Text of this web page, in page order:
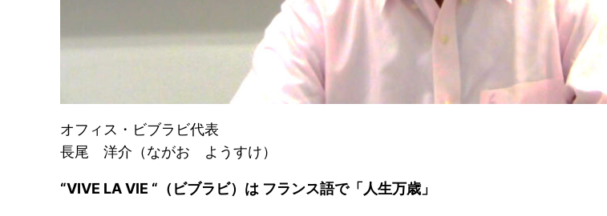
オフィス・ビブラビ代表
長尾 洋介（ながお ようすけ）
“VIVE LA VIE “（ビブラビ）は フランス語で「人生万歳」